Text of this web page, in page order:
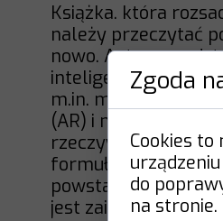
Książka. która
należy przeczytać
nowo. Autor
inteligencją w
m.in. media
(AR) i mieszana
rzeczywistością -
formuły edukacji i
powstaje nowa
jest zainteresowany
Zgoda
Cookies
do
na stronie.